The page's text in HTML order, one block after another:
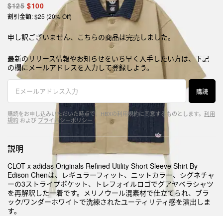
$125 $100
割引金額: $25 (20% Off)
申し訳ございません、こちらの商品は完売しました。
最新のリリース情報やお知らせをいち早く入手したい方は、下記
の欄にメールアドレスを入力して登録しよう。
購読
購読をお申し込みいただいた時点で、HBXの利用規約に同意するものとします。 利用
規約 および プライバシーポリシー
説明
CLOT x adidas Originals Refined Utility Short Sleeve Shirt By
Edison Chenは、レギュラーフィット、ニットカラー、シグネチャ
ーの3ストライプポケット、トレフォイルロゴでグアヤベラシャツ
を再解釈した一着です。メリノウール混素材で仕立てられ、ブラ
ック/ワンダーホワイトで洗練されたユーティリティ感を演出しま
す。